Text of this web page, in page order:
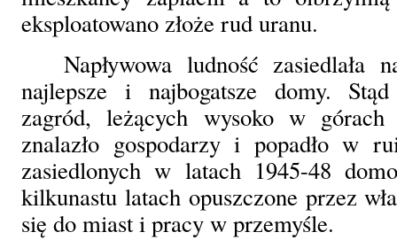
eksploatowano złoże rud uranu.
Napływowa ludność zasiedlała
najlepsze i najbogatsze domy.
zagród, leżących wysoko w
znalazło gospodarzy i popadło w
zasiedlonych w latach 1945-48
kilkunastu latach opuszczone przez
się do miast i pracy w przemyśle.